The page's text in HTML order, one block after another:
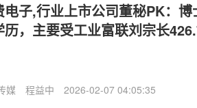
电子,行业上市公司董秘PK：
历，主要受工业富联刘宗长
媒 程益中 2026-02-07 04:05:35